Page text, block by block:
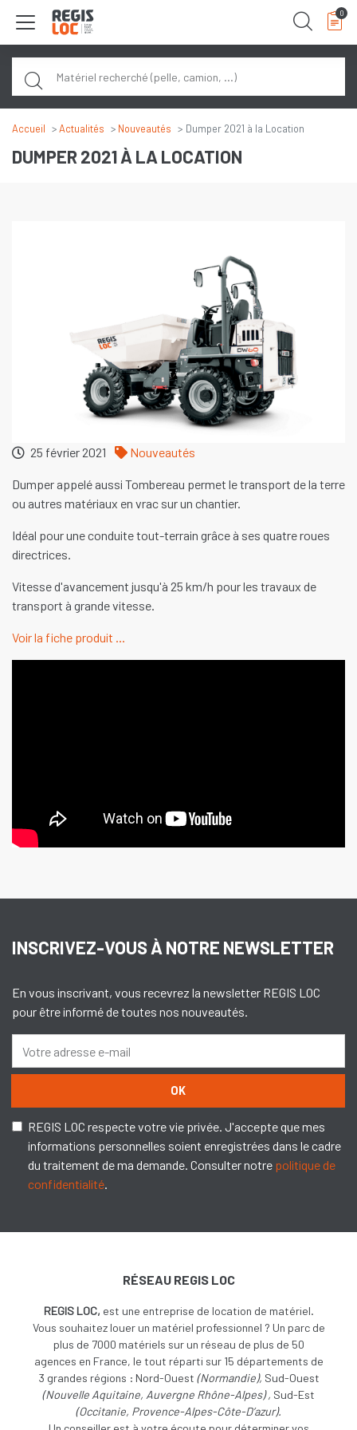
0
Accueil Actualités Nouveautés Dumper 2021 à la Location
DUMPER 2021 À LA LOCATION
25 février 2021 Nouveautés
Dumper appelé aussi Tombereau permet le transport de la terre
ou autres matériaux en vrac sur un chantier.
Idéal pour une conduite tout-terrain grâce à ses quatre roues
directrices.
Vitesse d'avancement jusqu'à 25 km/h pour les travaux de
transport à grande vitesse.
Voir la fiche produit ...
INSCRIVEZ-VOUS À NOTRE NEWSLETTER
En vous inscrivant, vous recevrez la newsletter REGIS LOC
pour être informé de toutes nos nouveautés.
OK
REGIS LOC respecte votre vie privée. J'accepte que mes
informations personnelles soient enregistrées dans le cadre
du traitement de ma demande. Consulter notre politique de
confidentialité.
RÉSEAU REGIS LOC
REGIS LOC, est une entreprise de location de matériel.
Vous souhaitez louer un matériel professionnel ? Un parc de
plus de 7000 matériels sur un réseau de plus de 50
agences en France, le tout réparti sur 15 départements de
3 grandes régions : Nord-Ouest (Normandie), Sud-Ouest
(Nouvelle Aquitaine, Auvergne Rhône-Alpes) , Sud-Est
(Occitanie, Provence-Alpes-Côte-D’azur).
Panneau de gestion des cookies